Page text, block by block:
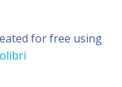
for free using